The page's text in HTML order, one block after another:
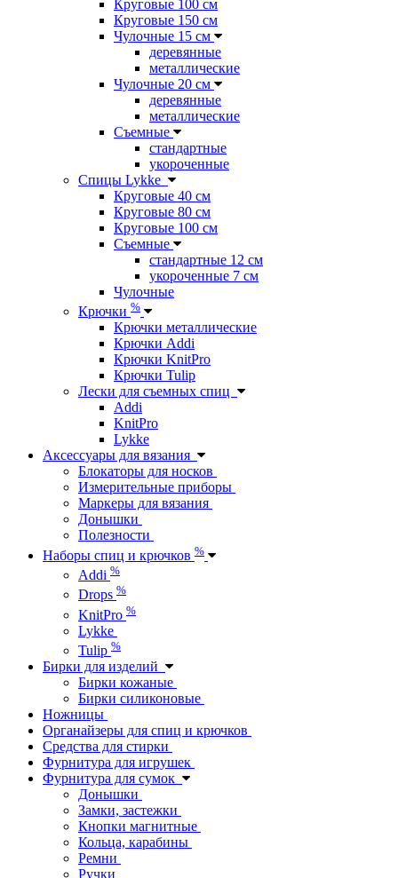
Круговые 100 см
Круговые 150 см
Чулочные 15 см
деревянные
металлические
Чулочные 20 см
деревянные
металлические
Съемные
стандартные
укороченные
Спицы Lykke
Круговые 40 см
Круговые 80 см
Круговые 100 см
Съемные
стандартные 12 см
укороченные 7 см
Чулочные
Крючки %
Крючки металлические
Крючки Addi
Крючки KnitPro
Крючки Tulip
Лески для съемных спиц
Addi
KnitPro
Lykke
Аксессуары для вязания
Блокаторы для носков
Измерительные приборы
Маркеры для вязания
Донышки
Полезности
Наборы спиц и крючков %
Addi %
Drops %
KnitPro %
Lykke
Tulip %
Бирки для изделий
Бирки кожаные
Бирки силиконовые
Ножницы
Органайзеры для спиц и крючков
Средства для стирки
Фурнитура для игрушек
Фурнитура для сумок
Донышки
Замки, застежки
Кнопки магнитные
Кольца, карабины
Ремни
Ручки